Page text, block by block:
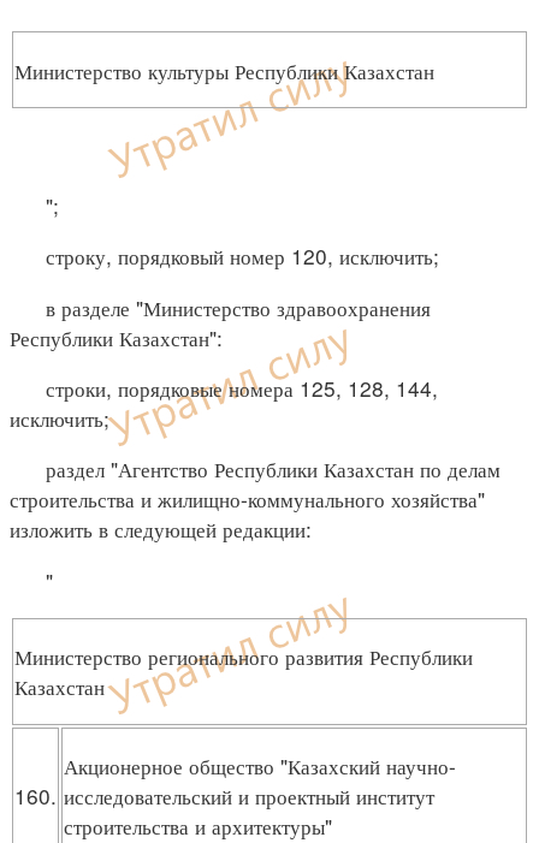
Министерство культуры Республики Казахстан
";
строку, порядковый номер 120, исключить;
в разделе "Министерство здравоохранения
Республики Казахстан":
строки, порядковые номера 125, 128, 144,
исключить;
раздел "Агентство Республики Казахстан по делам
строительства и жилищно-коммунального хозяйства"
изложить в следующей редакции:
"
Министерство регионального развития Республики
Казахстан
160.
Акционерное общество "Казахский научно-
исследовательский и проектный институт
строительства и архитектуры"